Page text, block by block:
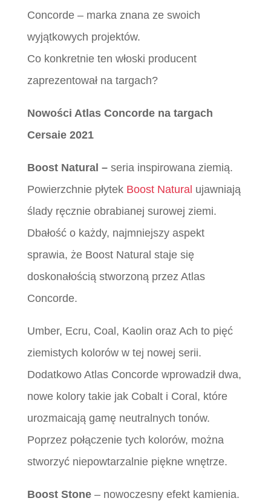
Concorde – marka znana ze swoich
wyjątkowych projektów.
Co konkretnie ten włoski producent
zaprezentował na targach?
Nowości Atlas Concorde na targach
Cersaie 2021
Boost Natural – seria inspirowana ziemią.
Powierzchnie płytek Boost Natural ujawniają
ślady ręcznie obrabianej surowej ziemi.
Dbałość o każdy, najmniejszy aspekt
sprawia, że Boost Natural staje się
doskonałością stworzoną przez Atlas
Concorde.
Umber, Ecru, Coal, Kaolin oraz Ach to pięć
ziemistych kolorów w tej nowej serii.
Dodatkowo Atlas Concorde wprowadził dwa,
nowe kolory takie jak Cobalt i Coral, które
urozmaicają gamę neutralnych tonów.
Poprzez połączenie tych kolorów, można
stworzyć niepowtarzalnie piękne wnętrze.
Boost Stone– nowoczesny efekt kamienia.